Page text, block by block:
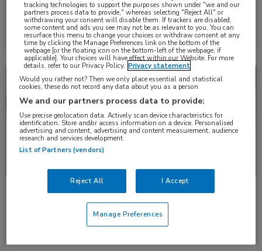
heterogene microbiota en ontstekingsprofielen. Dat …
27 okt. 2025 Lees meer →
Nieuws Infectieziekten, Longziekten
Ceftolozaan-tazobactam versus ceftazidim-
avibactam bij multiresistente P. aeruginosa
In de CACTUS-studie, een retrospectieve cohortstudie uitgevoerd
in 28 ziekenhuizen in de VS …
tracking technologies to support the purposes shown under "we and our
partners process data to provide," whereas selecting "Reject All" or
withdrawing your consent will disable them. If trackers are disabled,
some content and ads you see may not be as relevant to you. You can
resurface this menu to change your choices or withdraw consent at any
time by clicking the Manage Preferences link on the bottom of the
webpage [or the floating icon on the bottom-left of the webpage, if
applicable]. Your choices will have effect within our Website. For more
details, refer to our Privacy Policy. Privacy statement
Would you rather not? Then we only place essential and statistical
cookies, these do not record any data about you as a person
We and our partners process data to provide:
Use precise geolocation data. Actively scan device characteristics for
identification. Store and/or access information on a device. Personalised
advertising and content, advertising and content measurement, audience
research and services development.
List of Partners (vendors)
Reject All I Accept
Manage Preferences